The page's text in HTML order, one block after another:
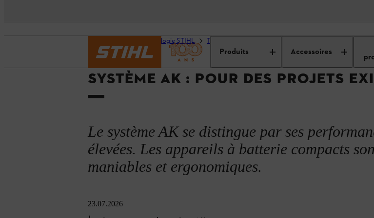
Produits Accessoires
Technologie STIHL Technologie des batteries STIHL Système de batterie
SYSTÈME AK : POUR DES PROJETS
Le système AK se distingue par ses
élevées. Les appareils à batterie compacts
maniables et ergonomiques.
23.07.2026